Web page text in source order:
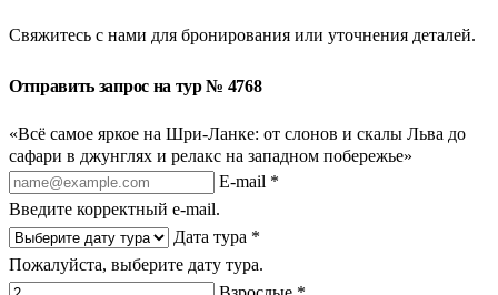
Свяжитесь с нами для бронирования или уточнения деталей.
Отправить запрос на тур № 4768
«Всё самое яркое на Шри-Ланке: от слонов и скалы Льва до
сафари в джунглях и релакс на западном побережье»
E-mail *
Введите корректный e-mail.
Дата тура *
Пожалуйста, выберите дату тура.